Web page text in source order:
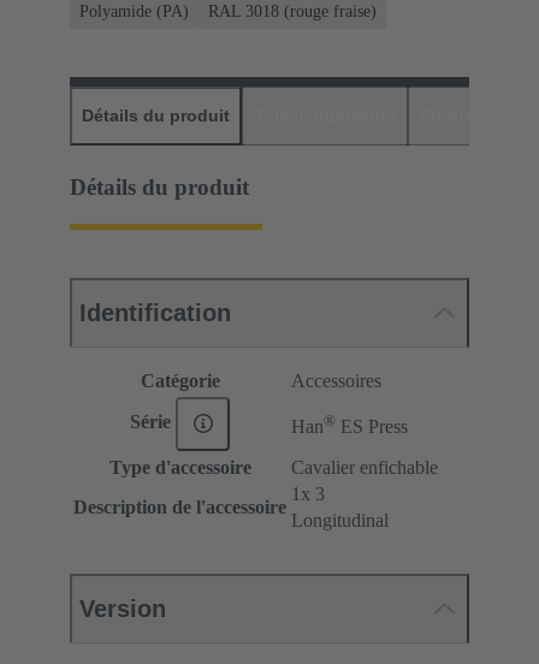
Polyamide (PA)
RAL 3018 (rouge fraise)
Détails du produit
Détails du produit
Identification
Catégorie Accessoires
Série Han® ES Press
Type d'accessoire
Cavalier enfichable
Description de l'accessoire
1x 3
Longitudinal
Version